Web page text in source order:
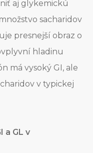
aj glykemickú
sacharidov
presnejší obraz o
hladinu
má vysoký GI, ale
v typickej
a GL v